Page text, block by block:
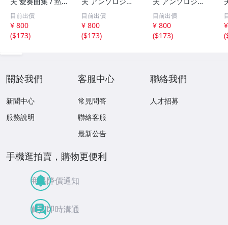
示 、波 、二つの
相 、箏二重奏ソ
ナタ 杵屋正邦 、
入野義朗 、小野
目前出價
¥ 800
($173)
「凜」からの分売
沢井忠夫作品集
ライブ 風衣、水
の声、枯野砧、五
目前出價
¥ 800
($173)
「凜」からの分売
沢井忠夫 作品集
第三集 “光る海”
（限定販売） 200
目前出價
¥ 800
($173)
(
關於我們
新聞中心
服務說明
客服中心
常見問答
聯絡客服
最新公告
聯絡我們
人才招募
手機逛拍賣，購物更便利
商品降價通知
買賣即時溝通